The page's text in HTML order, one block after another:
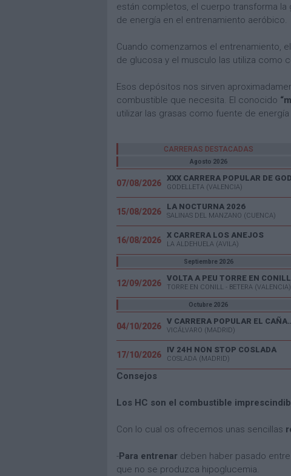
están completos, el cuerpo transforma la
de energía en el entrenamiento aeróbico.
Cuando comenzamos el entrenamiento,
de glucosa y el musculo las utiliza como
Esos depósitos nos sirven
combustible que necesita. El conocido
utilizar las grasas como fuente de
CARRERAS DESTACADAS
Agosto 2026
07/08/2026 GODELLETA (VALENCIA)
15/08/2026
LA NOCTURNA 2026
SALINAS DEL MANZANO (CUENCA)
16/08/2026
X CARRERA LOS ANEJOS
LA ALDEHUELA (AVILA)
Septiembre 2026
12/09/2026
VOLTA A PEU TORRE EN CONILL
TORRE EN CONILL - BETERA (VALENCIA)
Octubre 2026
04/10/2026
V CARRERA
VICÁLVARO (MADRID)
17/10/2026
IV 24H NON STOP COSLADA
COSLADA (MADRID)
Consejos
Los HC son el combustible
Con lo cual os ofrecemos unas sencillas
-Para entrenar deben haber pasado
que no se produzca hipoglucemia.